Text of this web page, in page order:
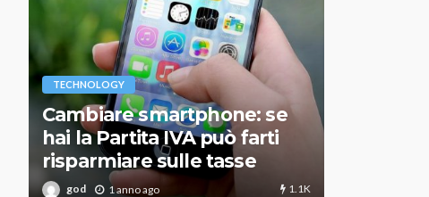
TECHNOLOGY
Cambiare smartphone: se
hai la Partita IVA può farti
risparmiare sulle tasse
god 1 anno ago 1.1K